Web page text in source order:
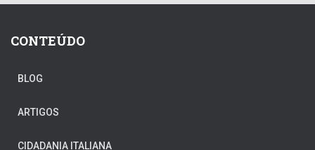
CONTEÚDO
BLOG
ARTIGOS
CIDADANIA ITALIANA